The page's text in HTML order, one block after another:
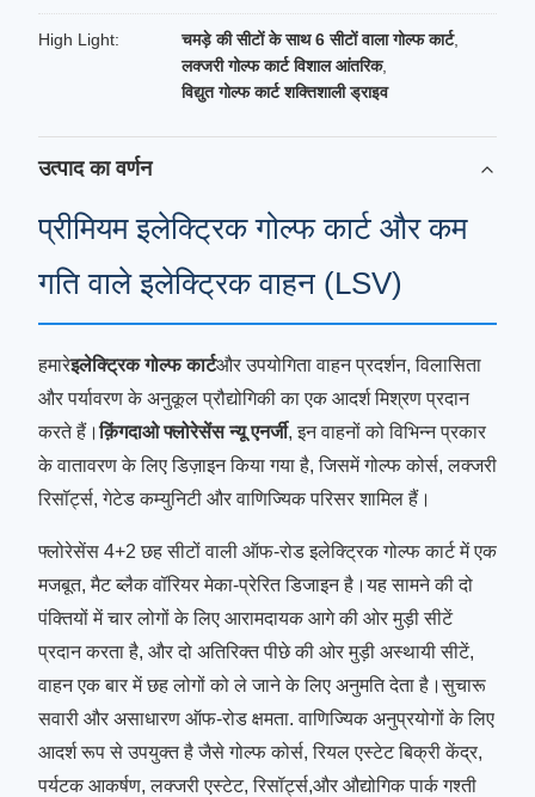
High Light: चमड़े की सीटों के साथ 6 सीटों वाला गोल्फ कार्ट,
लक्जरी गोल्फ कार्ट विशाल आंतरिक,
विद्युत गोल्फ कार्ट शक्तिशाली ड्राइव
उत्पाद का वर्णन
प्रीमियम इलेक्ट्रिक गोल्फ कार्ट और कम
गति वाले इलेक्ट्रिक वाहन (LSV)
हमारेइलेक्ट्रिक गोल्फ कार्टऔर उपयोगिता वाहन प्रदर्शन, विलासिता
और पर्यावरण के अनुकूल प्रौद्योगिकी का एक आदर्श मिश्रण प्रदान
करते हैं।क़िंगदाओ फ्लोरेसेंस न्यू एनर्जी, इन वाहनों को विभिन्न प्रकार
के वातावरण के लिए डिज़ाइन किया गया है, जिसमें गोल्फ कोर्स, लक्जरी
रिसॉर्ट्स, गेटेड कम्युनिटी और वाणिज्यिक परिसर शामिल हैं।
फ्लोरेसेंस 4+2 छह सीटों वाली ऑफ-रोड इलेक्ट्रिक गोल्फ कार्ट में एक
मजबूत, मैट ब्लैक वॉरियर मेका-प्रेरित डिजाइन है।यह सामने की दो
पंक्तियों में चार लोगों के लिए आरामदायक आगे की ओर मुड़ी सीटें
प्रदान करता है, और दो अतिरिक्त पीछे की ओर मुड़ी अस्थायी सीटें,
वाहन एक बार में छह लोगों को ले जाने के लिए अनुमति देता है।सुचारू
सवारी और असाधारण ऑफ-रोड क्षमता. वाणिज्यिक अनुप्रयोगों के लिए
आदर्श रूप से उपयुक्त है जैसे गोल्फ कोर्स, रियल एस्टेट बिक्री केंद्र,
पर्यटक आकर्षण, लक्जरी एस्टेट, रिसॉर्ट्स,और औद्योगिक पार्क गश्ती